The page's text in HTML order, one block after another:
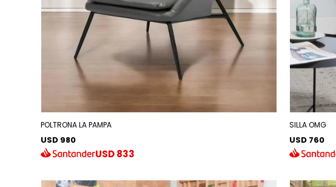
POLTRONA LA PAMPA
USD 980
USD833
SILLA OMG
USD 760